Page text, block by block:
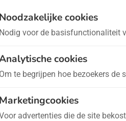
1987 werd door 26 landen
afgelopen moest zijn
om de aarde
Noodzakelijke cookies
Nodig voor de basisfunctionaliteit
cookies
Om te begrijpen hoe bezoekers de
Marketingcookies
advertenties die de site